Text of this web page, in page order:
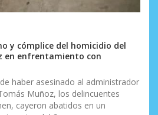
y cómplice del homicidio del
en enfrentamiento con
haber asesinado al administrador
Muñoz, los delincuentes
cayeron abatidos en un